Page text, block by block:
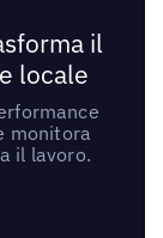
il
locale
monitora
il lavoro.